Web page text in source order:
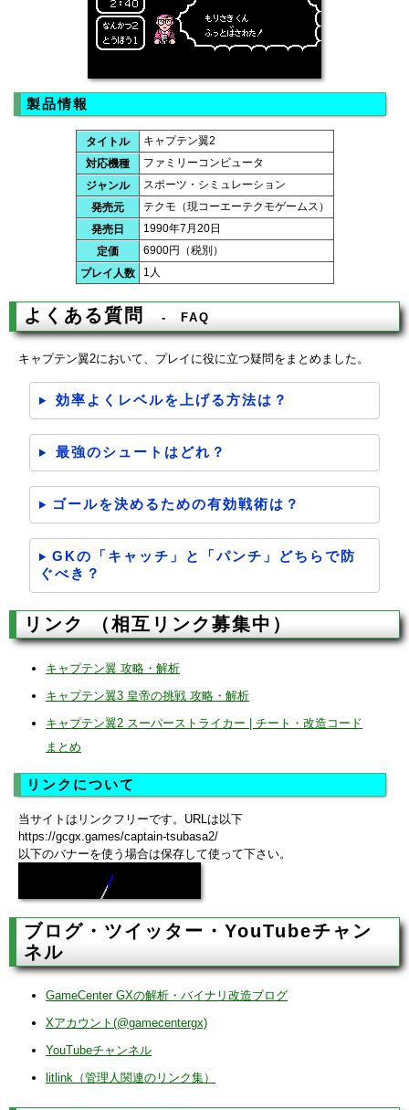
製品情報
タイトル
キャプテン翼2
対応機種
ファミリーコンピュータ
ジャンル
スポーツ・シミュレーション
発売元
テクモ（現コーエーテクモゲームス）
発売日
1990年7月20日
定価
6900円（税別）
プレイ人数
1人
よくある質問 FAQ
キャプテン翼2において、プレイに役に立つ疑問をまとめました。
効率よくレベルを上げる方法は？
最強のシュートはどれ？
ゴールを決めるための有効戦術は？
GKの「キャッチ」と「パンチ」どちらで防
ぐべき？
リンク （相互リンク募集中）
キャプテン翼 攻略・解析
キャプテン翼3 皇帝の挑戦 攻略・解析
キャプテン翼2 スーパーストライカー | チート・改造コード
まとめ
リンクについて
当サイトはリンクフリーです。URLは以下
https://gcgx.games/captain-tsubasa2/
以下のバナーを使う場合は保存して使って下さい。
ブログ・ツイッター・YouTubeチャン
ネル
GameCenter GXの解析・バイナリ改造ブログ
Xアカウント(@gamecentergx)
YouTubeチャンネル
litlink（管理人関連のリンク集）